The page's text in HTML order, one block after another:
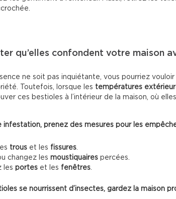
qu’elles confondent votre maison
ne soit pas inquiétante, vous pourriez
Toutefois, lorsque les températures
ces bestioles à l’intérieur de la maison, où
infestation, prenez des mesures pour les
trous et les fissures.
changez les moustiquaires percées.
les portes et les fenêtres.
se nourrissent d’insectes, gardez la maison